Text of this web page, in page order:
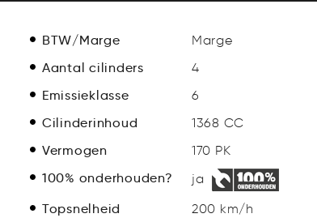
BTW/Marge
Marge
Aantal cilinders
4
Emissieklasse
6
Cilinderinhoud
1368 CC
Vermogen
170 PK
100% onderhouden?
ja
Topsnelheid
200 km/h